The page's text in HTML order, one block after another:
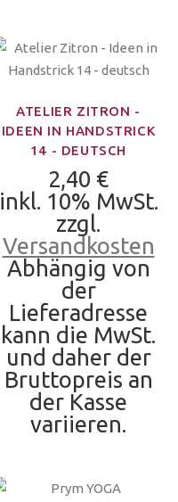
ATELIER ZITRON -
IDEEN IN HANDSTRICK
14 - DEUTSCH
2,40 €
inkl. 10% MwSt.
zzgl.
Versandkosten
Abhängig von
der
Lieferadresse
kann die MwSt.
und daher der
Bruttopreis an
der Kasse
variieren.